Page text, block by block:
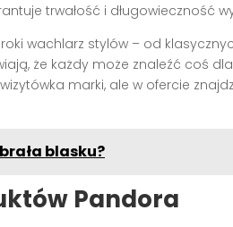
trwałość i długowieczność
wachlarz stylów – od
że każdy może znaleźć coś
marki, ale w ofercie
blasku?
Pandora